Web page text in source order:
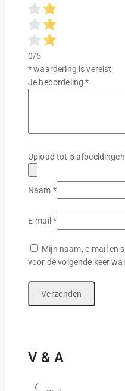
0/5
* waardering is vereist
Je beoordeling*
Upload tot 5
Naam *
E-mail*
Mijn naam, e-mail en
voor de volgende keer
V & A